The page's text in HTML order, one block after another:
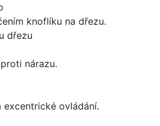
knoflíku na dřezu.
dřezu
nárazu.
ovládání.